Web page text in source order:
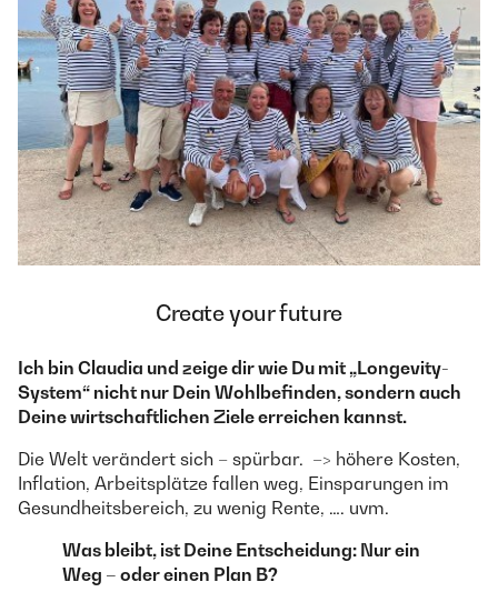
Create your future
Ich bin Claudia und zeige dir wie Du mit „Longevity-
System“ nicht nur Dein Wohlbefinden, sondern auch
Deine wirtschaftlichen Ziele erreichen kannst.
Die Welt verändert sich – spürbar. –> höhere Kosten,
Inflation, Arbeitsplätze fallen weg, Einsparungen im
Gesundheitsbereich, zu wenig Rente, …. uvm.
Was bleibt, ist Deine Entscheidung: Nur ein
Weg – oder einen Plan B?